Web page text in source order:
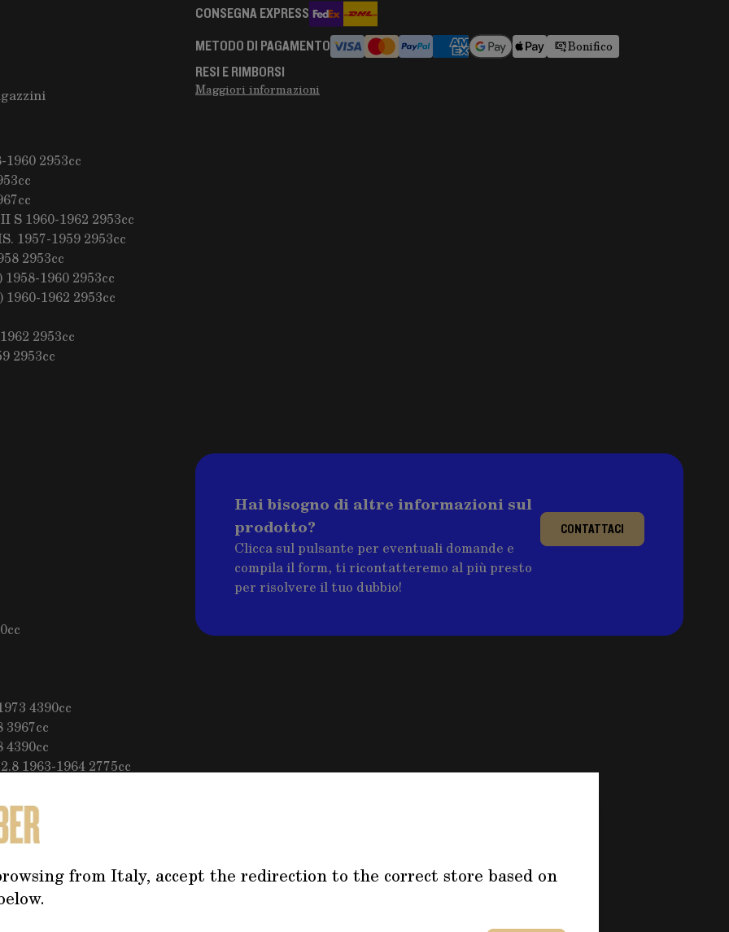
from Italy, accept the redirection to the correct store based on
2953cc
1960-1962 2953cc
1957-1959 2953cc
2953cc
1960 2953cc
1962 2953cc
2953cc
2953cc
4390cc
1963-1964 2775cc
1960-1963 2458cc
2458cc
1965 2775cc
1963-1965 2775cc
1963 2459cc
1963-1964 2775cc
1964-1967 2775cc
CONSEGNA EXPRESS
METODO DI PAGAMENTO
Bonifico
RESI E RIMBORSI
Maggiori informazioni
Hai bisogno di altre informazioni sul
prodotto?
Clicca sul pulsante per eventuali domande e
compila il form, ti ricontatteremo al più presto
per risolvere il tuo dubbio!
CONTATTACI